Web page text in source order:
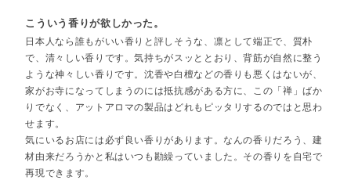
こういう香りが欲しかった。
日本人なら誰もがいい香りと評しそうな、凛として端正で、質朴
で、清々しい香りです。気持ちがスッととおり、背筋が自然に整う
ような神々しい香りです。沈香や白檀などの香りも悪くはないが、
家がお寺になってしまうのには抵抗感がある方に、この「禅」ばか
りでなく、アットアロマの製品はどれもピッタリするのではと思わ
せます。
気にいるお店には必ず良い香りがあります。なんの香りだろう、建
材由来だろうかと私はいつも勘繰っていました。その香りを自宅で
再現できます。